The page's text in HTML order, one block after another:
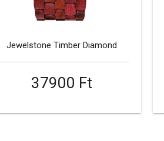
Jewelstone Timber Diamond
37900 Ft